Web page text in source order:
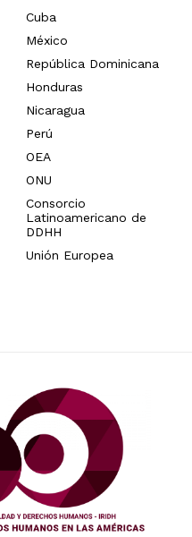
Cuba
México
República Dominicana
Honduras
Nicaragua
Perú
OEA
ONU
Consorcio
Latinoamericano de
DDHH
Unión Europea